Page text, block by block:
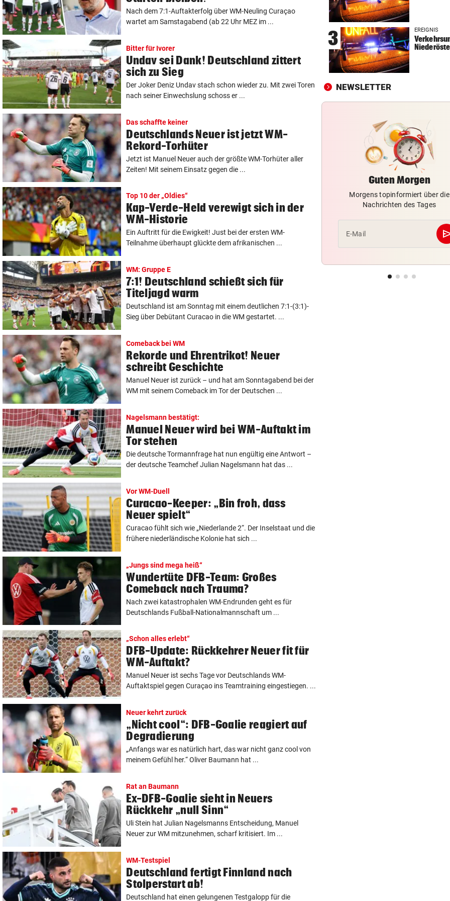
Nach dem 7:1-Auftakterfolg über WM-Neuling Curaçao
wartet am Samstagabend (ab 22 Uhr MEZ im ...
Bitter für Ivorer
Undav sei Dank! Deutschland zittert
sich zu Sieg
Der Joker Deniz Undav stach schon wieder zu. Mit zwei Toren
nach seiner Einwechslung schoss er ...
Das schaffte keiner
Deutschlands Neuer ist jetzt WM-
Rekord-Torhüter
Jetzt ist Manuel Neuer auch der größte WM-Torhüter aller
Zeiten! Mit seinem Einsatz gegen die ...
Top 10 der „Oldies“
Kap-Verde-Held verewigt sich in der
WM-Historie
Ein Auftritt für die Ewigkeit! Just bei der ersten WM-
Teilnahme überhaupt glückte dem afrikanischen ...
WM: Gruppe E
7:1! Deutschland schießt sich für
Titeljagd warm
Deutschland ist am Sonntag mit einem deutlichen 7:1-(3:1)-
Sieg über Debütant Curacao in die WM gestartet. ...
Comeback bei WM
Rekorde und Ehrentrikot! Neuer
schreibt Geschichte
Manuel Neuer ist zurück – und hat am Sonntagabend bei der
WM mit seinem Comeback im Tor der Deutschen ...
Nagelsmann bestätigt:
Manuel Neuer wird bei WM-Auftakt im
Tor stehen
Die deutsche Tormannfrage hat nun engültig eine Antwort –
der deutsche Teamchef Julian Nagelsmann hat das ...
Vor WM-Duell
Curacao-Keeper: „Bin froh, dass
Neuer spielt“
Curacao fühlt sich wie „Niederlande 2“. Der Inselstaat und die
frühere niederländische Kolonie hat sich ...
„Jungs sind mega heiß“
Wundertüte DFB-Team: Großes
Comeback nach Trauma?
Nach zwei katastrophalen WM-Endrunden geht es für
Deutschlands Fußball-Nationalmannschaft um ...
„Schon alles erlebt“
DFB-Update: Rückkehrer Neuer fit für
WM-Auftakt?
Manuel Neuer ist sechs Tage vor Deutschlands WM-
Auftaktspiel gegen Curaçao ins Teamtraining eingestiegen. ...
Neuer kehrt zurück
„Nicht cool“: DFB-Goalie reagiert auf
Degradierung
„Anfangs war es natürlich hart, das war nicht ganz cool von
meinem Gefühl her.“ Oliver Baumann hat ...
Rat an Baumann
Ex-DFB-Goalie sieht in Neuers
Rückkehr „null Sinn“
Uli Stein hat Julian Nagelsmanns Entscheidung, Manuel
Neuer zur WM mitzunehmen, scharf kritisiert. Im ...
WM-Testspiel
Deutschland fertigt Finnland nach
Stolperstart ab!
Deutschland hat einen gelungenen Testgalopp für die
SZENE SETZT SICH FEST
Drogenhandel explodiert im
Wiener Bezirk Mariahilf
KEIN ANTI-IRAN-PAKT
Diese drei Länder schlossen
Militär-Bündnis
TOUR DE FRANCE – DAMEN vor
Mont Ventoux
3 EREIGNIS
NEWSLETTER
Guten Morgen
Morgens topinformiert über die
Nachrichten des Tages
E-Mail